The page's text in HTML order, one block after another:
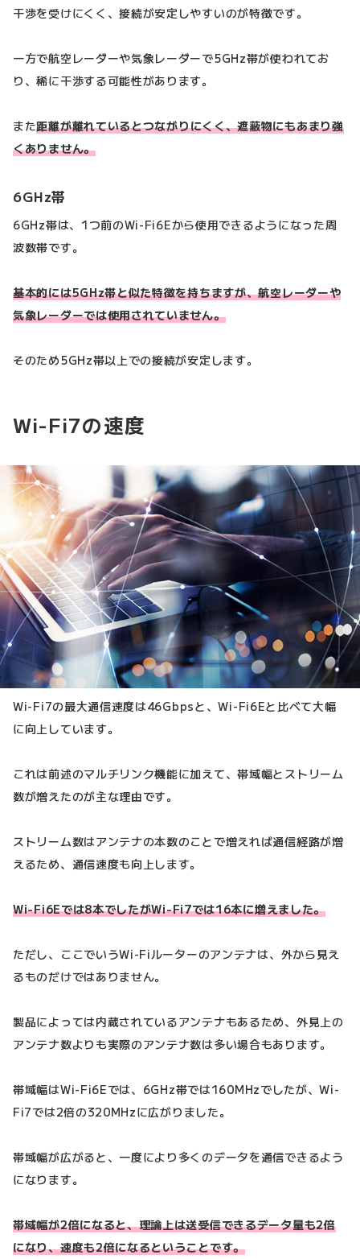
干渉を受けにくく、接続が安定しやすいのが特徴です。
一方で航空レーダーや気象レーダーで5GHz帯が使われてお
り、稀に干渉する可能性があります。
また距離が離れているとつながりにくく、遮蔽物にもあまり強
くありません。
6GHz帯
6GHz帯は、1つ前のWi-Fi6Eから使用できるようになった周
波数帯です。
基本的には5GHz帯と似た特徴を持ちますが、航空レーダーや
気象レーダーでは使用されていません。
そのため5GHz帯以上での接続が安定します。
Wi-Fi7の速度
Wi-Fi7の最大通信速度は46Gbpsと、Wi-Fi6Eと比べて大幅
に向上しています。
これは前述のマルチリンク機能に加えて、帯域幅とストリーム
数が増えたのが主な理由です。
ストリーム数はアンテナの本数のことで増えれば通信経路が増
えるため、通信速度も向上します。
Wi-Fi6Eでは8本でしたがWi-Fi7では16本に増えました。
ただし、ここでいうWi-Fiルーターのアンテナは、外から見え
るものだけではありません。
製品によっては内蔵されているアンテナもあるため、外見上の
アンテナ数よりも実際のアンテナ数は多い場合もあります。
帯域幅はWi-Fi6Eでは、6GHz帯では160MHzでしたが、Wi-
Fi7では2倍の320MHzに広がりました。
帯域幅が広がると、一度により多くのデータを通信できるよう
になります。
帯域幅が2倍になると、理論上は送受信できるデータ量も2倍
になり、速度も2倍になるということです。